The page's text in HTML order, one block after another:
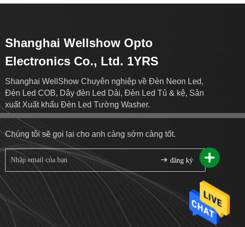
Shanghai Wellshow Opto
Electronics Co., Ltd. 1YRS
Shanghai WellShow Chuyên nghiệp về Đèn Neon Led,
Đèn Led COB, Dây đèn Led Dải, Đèn Led Tủ & kệ, Sản
xuất Xuất khẩu Đèn Led Tường Washer.
Chúng tôi sẽ gọi lại cho anh càng sớm càng tốt.
đăng ký